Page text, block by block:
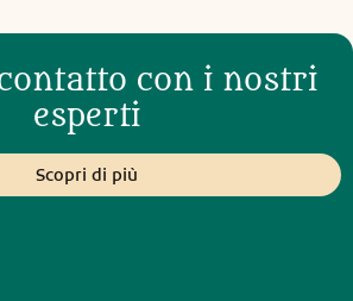
con i nostri
esperti
Scopri di più